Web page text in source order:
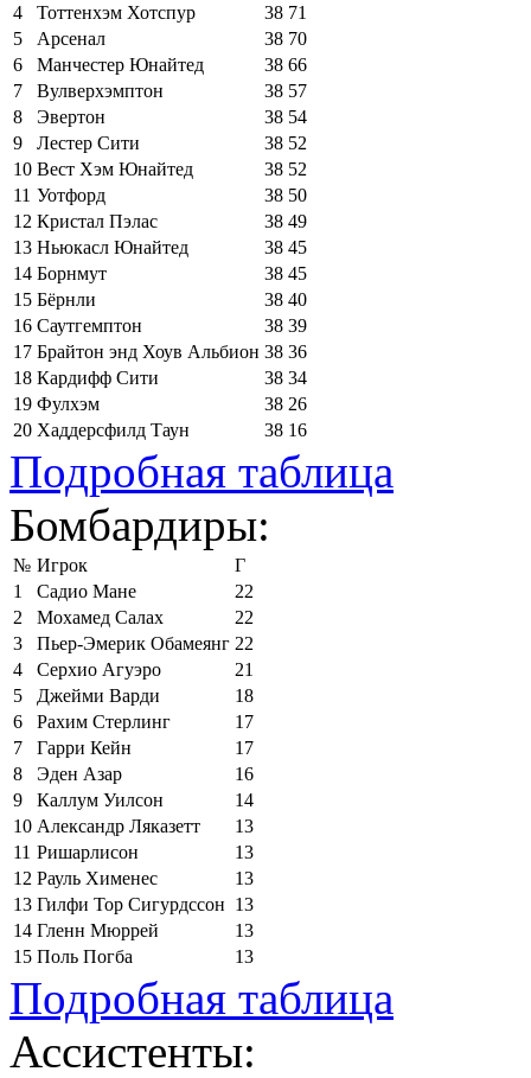
4
Тоттенхэм Хотспур 38 71
5
Арсенал 38 70
6
Манчестер Юнайтед 38 66
7
Вулверхэмптон 38 57
8
Эвертон 38 54
9
Лестер Сити 38 52
10 Вест Хэм Юнайтед 38 52
11 Уотфорд 38 50
12 Кристал Пэлас 38 49
13 Ньюкасл Юнайтед 38 45
14 Борнмут 38 45
15 Бёрнли 38 40
16 Саутгемптон 38 39
17 Брайтон энд Хоув Альбион 38 36
18 Кардифф Сити 38 34
19 Фулхэм 38 26
20 Хаддерсфилд Таун 38 16
Подробная таблица
Бомбардиры:
№ Игрок
Г
1
Садио Мане
22
2
Мохамед Салах
22
3
Пьер-Эмерик Обамеянг 22
4
Серхио Агуэро
21
5
Джейми Варди
18
6
Рахим Стерлинг
17
7
Гарри Кейн
17
8
Эден Азар
16
9
Каллум Уилсон
14
10 Александр Ляказетт
13
11 Ришарлисон
13
12 Рауль Хименес
13
13 Гилфи Тор Сигурдссон 13
14 Гленн Мюррей
13
15 Поль Погба 13
Подробная таблица
Ассистенты: